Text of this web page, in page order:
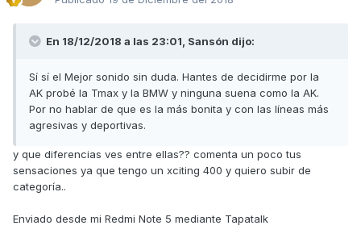
En 18/12/2018 a las 23:01, Sansón dijo:
Sí sí el Mejor sonido sin duda. Hantes de decidirme por la
AK probé la Tmax y la BMW y ninguna suena como la AK.
Por no hablar de que es la más bonita y con las líneas más
agresivas y deportivas.
y que diferencias ves entre ellas?? comenta un poco tus
sensaciones ya que tengo un xciting 400 y quiero subir de
categoría..
Enviado desde mi Redmi Note 5 mediante Tapatalk